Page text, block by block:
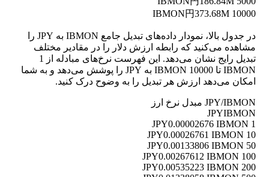
10000 IBMON
円373.68M
در جدول بالا، نمودار داده‌های تبدیل جامع IBMON به JPY را
مشاهده می‌کنید که رابطه ارزش دلار را در مقادیر مختلف
تبدیل رایج نشان می‌دهد. این فهرست نرخ‌های مبادله از 1
IBMON تا 10000 IBMON به JPY را پوشش می‌دهد و به شما
امکان می‌دهد ارزش هر تبدیل را به وضوح درک کنید.
JPY/IBMON مبدل نرخ ارز
JPYIBMON
1 JPY
0.00002676 IBMON
10 JPY
0.00026761 IBMON
50 JPY
0.00133806 IBMON
100 JPY
0.00267612 IBMON
200 JPY
0.00535223 IBMON